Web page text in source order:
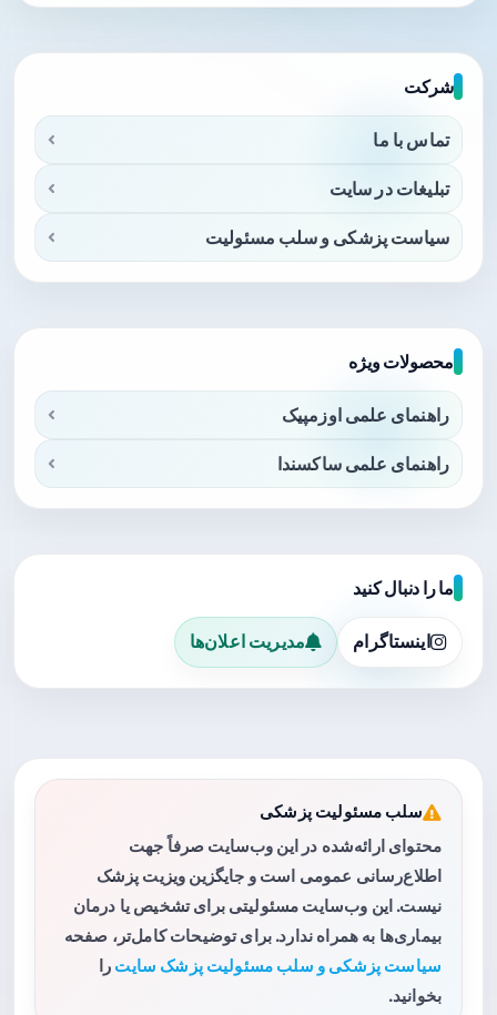
شرکت
تماس با ما
تبلیغات در سایت
سیاست پزشکی و سلب مسئولیت
محصولات ویژه
راهنمای علمی اوزمپیک
راهنمای علمی ساکسندا
ما را دنبال کنید
اینستاگرام مدیریت اعلان‌ها
سلب مسئولیت پزشکی
محتوای ارائه‌شده در این وب‌سایت صرفاً جهت
اطلاع‌رسانی عمومی است و جایگزین ویزیت پزشک
نیست. این وب‌سایت مسئولیتی برای تشخیص یا درمان
بیماری‌ها به همراه ندارد. برای توضیحات کامل‌تر، صفحه
سیاست پزشکی و سلب مسئولیت پزشک سایت را
بخوانید.